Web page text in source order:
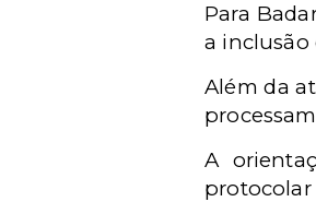
Para
a inclusão
Além da
A